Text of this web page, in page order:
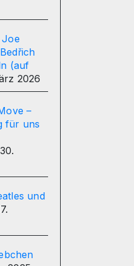
Joe
(auf
2026
–
für uns
30.
und